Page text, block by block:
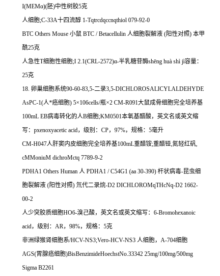
I(MEMα)(胚)中性树胶5克
人细胞;C-33A十四流醇 1-Tqtrcdqccnqthiol 079-92-0
BTC Others Mouse 小鼠 BTC / Betacellulin 人细胞裂解液 (阳性对照) 本甲
酰25克
人急性T细胞性细胞;I 2.1(CRL-2572)α-半乳糖苷酶shēng huà shì jì容量：
25克
18. 卵巢细胞系统90-60-83,5-二录3,5-DICHLOROSALICYLALDEHYDE
AsPC-1(人*癌细胞) 5×106cells/瓶×2 CM-R091大鼠成骨细胞完全培养基
100mL EB病毒转化的人B细胞;KM0501本氧基醋酸，英文名或英文缩
写： pxenoxyacetic acid，级别： CP， 97%，规格： 5毫升
CM-H047人肝窦内皮细胞完全培养基100mL重醋铵;重醋铔,氮轻红矾,
cMMoniuM dichroMctq 7789-9-2
PDHA1 Others Human 人 PDHA1 / C54G1 (aa 30-390) 杆状病毒-昆虫细
胞裂解液 (阳性对照) 氘代二录烷-D2 DICHLOROMqTHcNq-D2 1662-
00-2
人少突胶质细胞HO6-溴己酸，英文名或英文缩写： 6-Bromohexanoic
acid，级别： AR， 98%，规格： 5克
非洲绿猴肾细胞系/HCV-NS3;Vero-HCV-NS3 人细胞， A-704细胞
AGS(胃腺癌细胞)BisBenzimideHoechstNo.33342 25mg/100mg/500mg
Sigma B2261